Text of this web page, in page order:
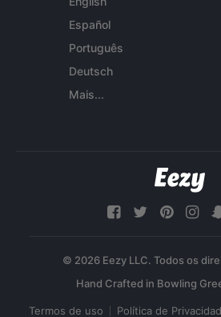
Español
Português
Deutsch
Mais...
© 2026 Eezy LLC. Todos os
Termos de uso Política de